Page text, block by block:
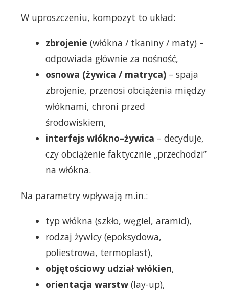
W uproszczeniu, kompozyt to układ:
zbrojenie (włókna / tkaniny / maty) –
odpowiada głównie za nośność,
osnowa (żywica / matryca)– spaja
zbrojenie, przenosi obciążenia między
włóknami, chroni przed
środowiskiem,
interfejs włókno–żywica – decyduje,
czy obciążenie faktycznie „przechodzi”
na włókna.
Na parametry wpływają m.in.:
typ włókna (szkło, węgiel, aramid),
rodzaj żywicy (epoksydowa,
poliestrowa, termoplast),
objętościowy udział włókien,
orientacja warstw(lay-up),